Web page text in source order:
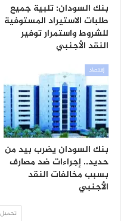
بنك السودان: تلبية جميع
طلبات الاستيراد المستوفية
للشروط واستمرار توفير
النقد الأجنبي
إقتصاد
بنك السودان يضرب بيد من
حديد.. إجراءات ضد مصارف
بسبب مخالفات النقد
الأجنبي